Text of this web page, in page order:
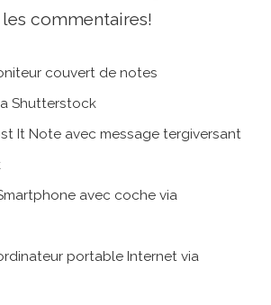
commentaires!
couvert de notes
Shutterstock
It Note avec message tergiversant
avec coche via
portable Internet via